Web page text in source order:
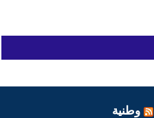
وطنية